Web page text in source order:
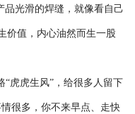
品光滑的焊缝，就像看自己
价值，内心油然而生一股
虎虎生风”，给很多人留下
很多，你不来早点、走快